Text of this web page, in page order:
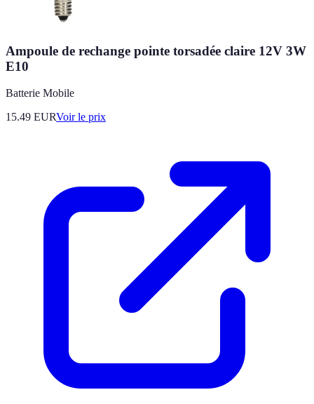
Ampoule de rechange pointe torsadée claire 12V 3W
E10
Batterie Mobile
15.49 EURVoir le prix